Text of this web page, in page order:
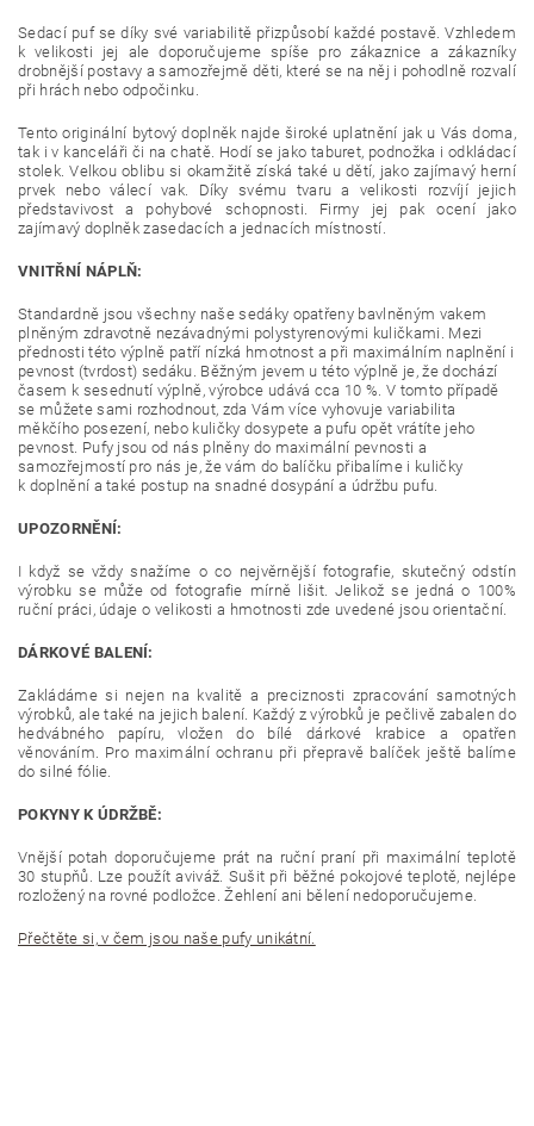
Sedací puf se díky své variabilitě přizpůsobí každé postavě. Vzhledem
k velikosti jej ale doporučujeme spíše pro zákaznice a zákazníky
drobnější postavy a samozřejmě děti, které se na něj i pohodlně rozvalí
při hrách nebo odpočinku.
Tento originální bytový doplněk najde široké uplatnění jak u Vás doma,
tak i v kanceláři či na chatě. Hodí se jako taburet, podnožka i odkládací
stolek. Velkou oblibu si okamžitě získá také u dětí, jako zajímavý herní
prvek nebo válecí vak. Díky svému tvaru a velikosti rozvíjí jejich
představivost a pohybové schopnosti. Firmy jej pak ocení jako
zajímavý doplněk zasedacích a jednacích místností.
VNITŘNÍ NÁPLŇ:
Standardně jsou všechny naše sedáky opatřeny bavlněným vakem
plněným zdravotně nezávadnými polystyrenovými kuličkami. Mezi
přednosti této výplně patří nízká hmotnost a při maximálním naplnění i
pevnost (tvrdost) sedáku. Běžným jevem u této výplně je, že dochází
časem k sesednutí výplně, výrobce udává cca 10 %. V tomto případě
se můžete sami rozhodnout, zda Vám více vyhovuje variabilita
měkčího posezení, nebo kuličky dosypete a pufu opět vrátíte jeho
pevnost. Pufy jsou od nás plněny do maximální pevnosti a
samozřejmostí pro nás je, že vám do balíčku přibalíme i kuličky
k doplnění a také postup na snadné dosypání a údržbu pufu.
UPOZORNĚNÍ:
I když se vždy snažíme o co nejvěrnější fotografie, skutečný odstín
výrobku se může od fotografie mírně lišit. Jelikož se jedná o 100%
ruční práci, údaje o velikosti a hmotnosti zde uvedené jsou orientační.
DÁRKOVÉ BALENÍ:
Zakládáme si nejen na kvalitě a preciznosti zpracování samotných
výrobků, ale také na jejich balení. Každý z výrobků je pečlivě zabalen do
hedvábného papíru, vložen do bílé dárkové krabice a opatřen
věnováním. Pro maximální ochranu při přepravě balíček ještě balíme
do silné fólie.
POKYNY K ÚDRŽBĚ:
Vnější potah doporučujeme prát na ruční praní při maximální teplotě
30 stupňů. Lze použít aviváž. Sušit při běžné pokojové teplotě, nejlépe
rozložený na rovné podložce. Žehlení ani bělení nedoporučujeme.
Přečtěte si, v čem jsou naše pufy unikátní.